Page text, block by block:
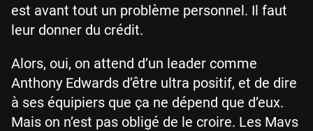
est avant tout un problème personnel. Il faut
leur donner du crédit.
Alors, oui, on attend d’un leader comme
Anthony Edwards d’être ultra positif, et de dire
à ses équipiers que ça ne dépend que d’eux.
Mais on n’est pas obligé de le croire. Les Mavs